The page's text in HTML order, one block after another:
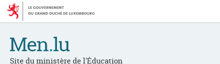
Bei
den
Aller
au
Site du ministère de l'Éducation